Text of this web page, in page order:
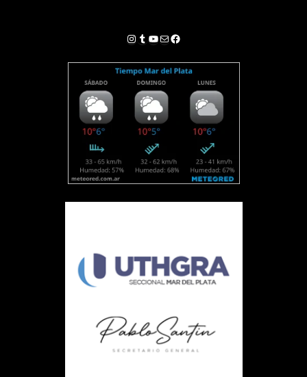
Instagram
Tumblr
YouTube
Correo electrónico
Facebook